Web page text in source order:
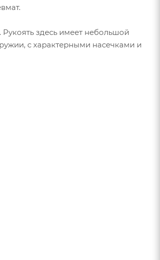
здесь имеет небольшой
с характерными насечками и